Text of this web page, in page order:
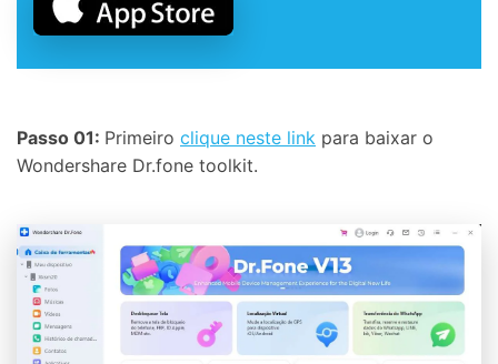
Passo 01: Primeiro clique neste link para baixar o
Wondershare Dr.fone toolkit.